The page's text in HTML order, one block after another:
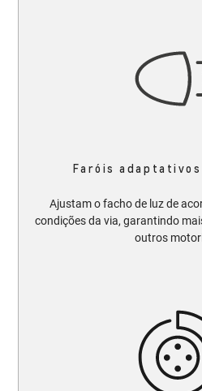
Faróis
Ajustam o facho de luz de
condições da via, garantindo
outros